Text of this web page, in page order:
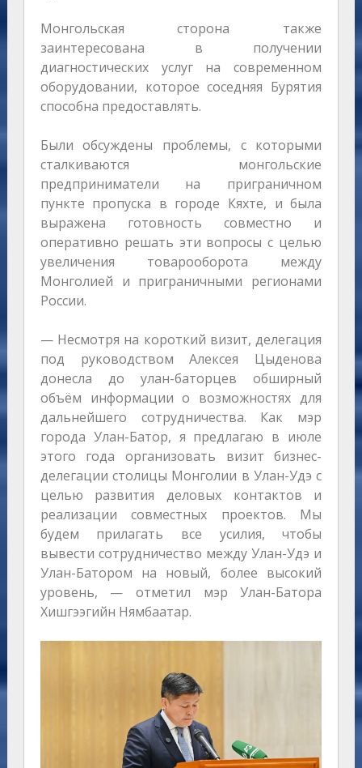
Монгольская сторона также
заинтересована в получении
диагностических услуг на современном
оборудовании, которое соседняя Бурятия
способна предоставлять.
Были обсуждены проблемы, с которыми
сталкиваются монгольские
предприниматели на приграничном
пункте пропуска в городе Кяхте, и была
выражена готовность совместно и
оперативно решать эти вопросы с целью
увеличения товарооборота между
Монголией и приграничными регионами
России.
— Несмотря на короткий визит, делегация
под руководством Алексея Цыденова
донесла до улан-баторцев обширный
объём информации о возможностях для
дальнейшего сотрудничества. Как мэр
города Улан-Батор, я предлагаю в июле
этого года организовать визит бизнес-
делегации столицы Монголии в Улан-Удэ с
целью развития деловых контактов и
реализации совместных проектов. Мы
будем прилагать все усилия, чтобы
вывести сотрудничество между Улан-Удэ и
Улан-Батором на новый, более высокий
уровень, — отметил мэр Улан-Батора
Хишгээгийн Нямбаатар.